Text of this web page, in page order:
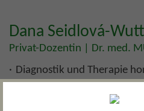
Dana Seidlová-
Privat-Dozentin | Dr. med.
Diagnostik und Therapie
Störungen
Verhütung von